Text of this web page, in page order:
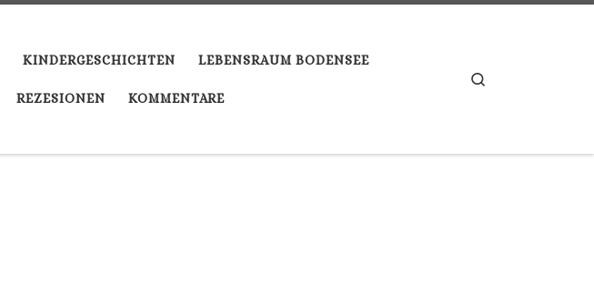
KINDERGESCHICHTEN LEBENSRAUM BODENSEE
REZESIONEN KOMMENTARE